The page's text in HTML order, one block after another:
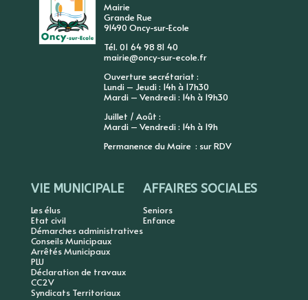
Mairie
Grande Rue
91490 Oncy-sur-Ecole
Tél. 01 64 98 81 40
mairie@oncy-sur-ecole.fr
Ouverture secrétariat :
Lundi – Jeudi : 14h à 17h30
Mardi – Vendredi : 14h à 19h30
Juillet / Août :
Mardi – Vendredi : 14h à 19h
Permanence du Maire : sur RDV
VIE MUNICIPALE
Les élus
Etat civil
Démarches administratives
Conseils Municipaux
Arrêtés Municipaux
PLU
Déclaration de travaux
CC2V
Syndicats Territoriaux
AFFAIRES SOCIALES
Seniors
Enfance